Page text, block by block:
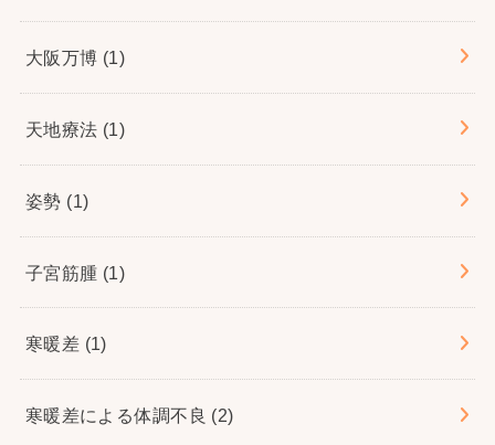
大阪万博 (1)
天地療法 (1)
姿勢 (1)
子宮筋腫 (1)
寒暖差 (1)
寒暖差による体調不良 (2)